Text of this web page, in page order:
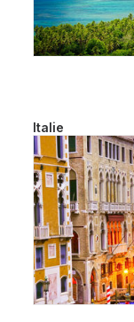
Italie